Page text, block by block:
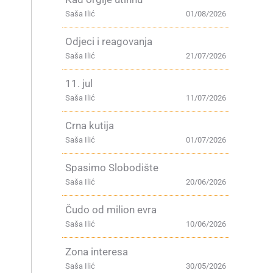
01/08/2026
Saša Ilić
Odjeci i reagovanja
21/07/2026
Saša Ilić
11. jul
11/07/2026
Saša Ilić
Crna kutija
01/07/2026
Saša Ilić
Spasimo Slobodište
20/06/2026
Saša Ilić
Čudo od milion evra
10/06/2026
Saša Ilić
Zona interesa
30/05/2026
Saša Ilić